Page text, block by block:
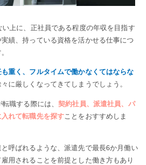
上に、正社員である程度の年収を目指す
績、持っている資格を活かせる仕事につ
重く、フルタイムで働かなくてはならな
に厳しくなってきてしまうでしょう。
転職する際には、契約社員、派遣社員、パ
れて転職先を探すことをおすすめしま
呼ばれるような、派遣先で最長6か月働い
用されることを前提とした働き方もあり